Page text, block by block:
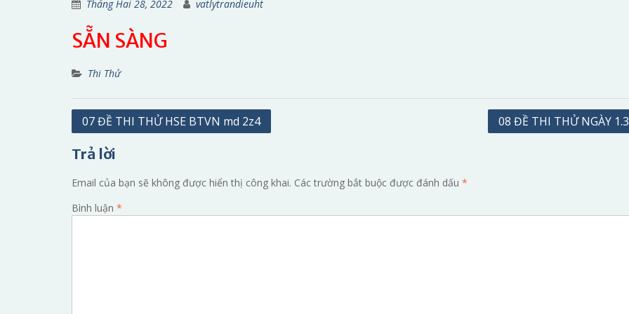
Tháng Hai 28, 2022 vatlytrandieuht
SẴN SÀNG
Thi Thử
Điều
bài
viết
07 ĐỀ THI THỬ HSE BTVN md 2z4 08 ĐỀ THI THỬ NGÀY
Trả lời
Email của bạn sẽ không được hiển thị công khai. Các trường bắt buộc được đánh dấu *
Bình luận *